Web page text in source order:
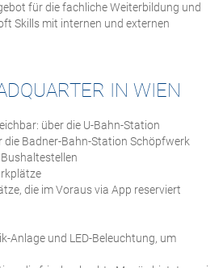
für die fachliche Weiterbildung und
Skills mit internen und externen
IN WIEN
über die U-Bahn-Station
die Badner-Bahn-Station Schöpfwerk
die im Voraus via App reserviert
Anlage und LED-Beleuchtung, um